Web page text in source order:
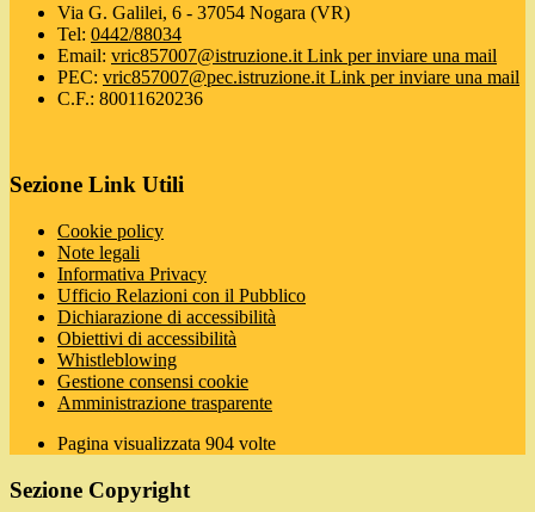
Via G. Galilei, 6 - 37054 Nogara (VR)
Tel: 0442/88034
Email: vric857007@istruzione.it Link per inviare una mail
PEC: vric857007@pec.istruzione.it Link per inviare una mail
C.F.: 80011620236
Sezione Link Utili
Cookie policy
Note legali
Informativa Privacy
Ufficio Relazioni con il Pubblico
Dichiarazione di accessibilità
Obiettivi di accessibilità
Whistleblowing
Gestione consensi cookie
Amministrazione trasparente
Pagina visualizzata 904 volte
Sezione Copyright